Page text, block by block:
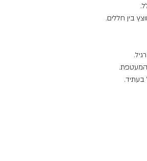
בין חללים.
המעטפת.
בעתיד.